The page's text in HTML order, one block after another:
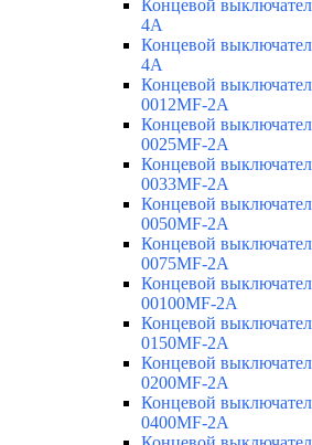
Концевой
4A
Концевой
4A
Концевой
0012MF-2A
Концевой
0025MF-2A
Концевой
0033MF-2A
Концевой
0050MF-2A
Концевой
0075MF-2A
Концевой
00100MF-2A
Концевой
0150MF-2A
Концевой
0200MF-2A
Концевой
0400MF-2A